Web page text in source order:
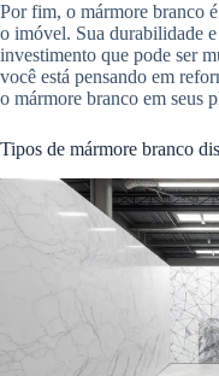
Por fim, o mármore branco
o imóvel. Sua durabilidade
investimento que pode ser
você está pensando em
o mármore branco em seus
Tipos de mármore branco